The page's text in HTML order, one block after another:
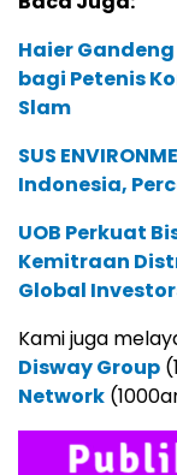
Haier Gandeng
bagi Petenis
Slam
SUS
Indonesia,
UOB Perkuat
Kemitraan
Global
Kami juga
Disway Group
Network